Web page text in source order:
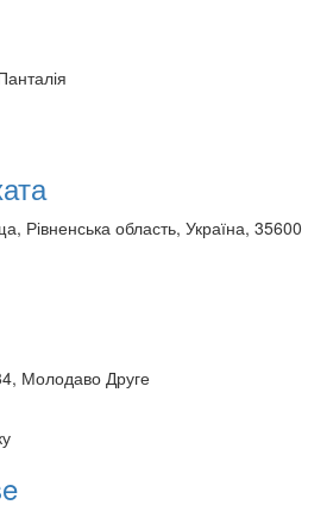
Рівненська область, Україна, 35600
Молодаво Друге